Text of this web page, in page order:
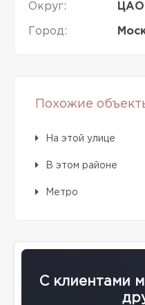
Округ: ЦАО
Город:
Похожие
На этой улице
В этом районе
Метро
С клиентами